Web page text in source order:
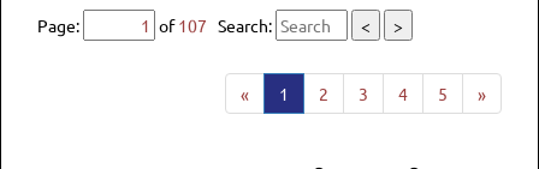
Page: of107 Search: < >
« 1 2 3 4 5 »